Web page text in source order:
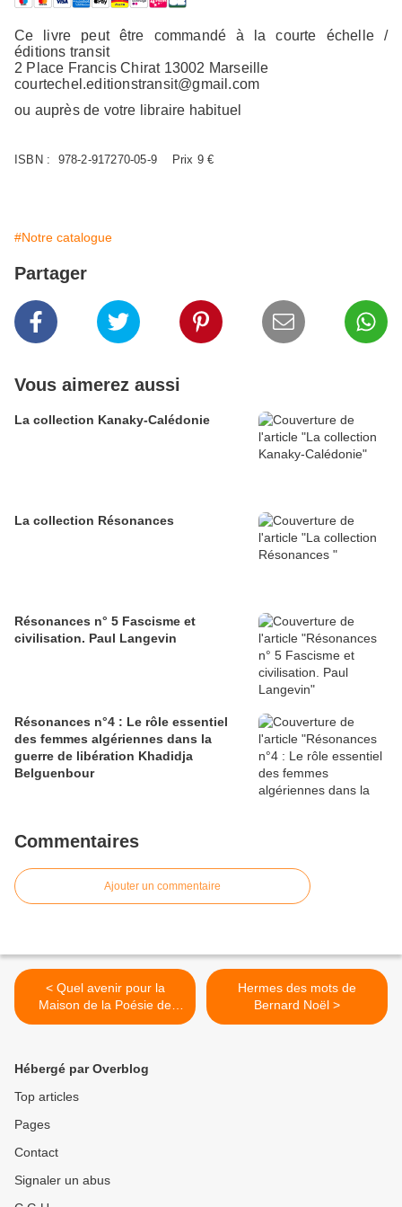
Ce livre peut être commandé à la courte échelle /
éditions transit
2 Place Francis Chirat 13002 Marseille
courtechel.editionstransit@gmail.com
ou auprès de votre libraire habituel
ISBN : 978-2-917270-05-9 Prix 9 €
#Notre catalogue
Partager
Vous aimerez aussi
La collection Kanaky-Calédonie
La collection Résonances
Résonances n° 5 Fascisme et
civilisation. Paul Langevin
Résonances n°4 : Le rôle essentiel
des femmes algériennes dans la
guerre de libération Khadidja
Belguenbour
Commentaires
Ajouter un commentaire
< Quel avenir pour la
Maison de la Poésie de
Paris ?
Hermes des mots de
Bernard Noël >
Hébergé par Overblog
Top articles
Pages
Contact
Signaler un abus